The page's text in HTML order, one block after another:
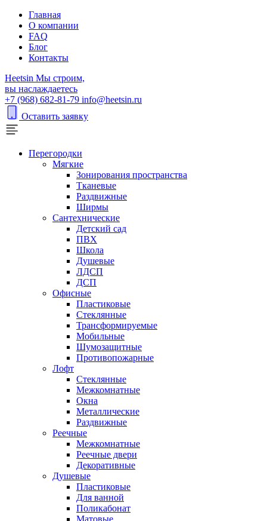
Главная
О компании
FAQ
Блог
Контакты
Heetsin Мы строим,
вы наслаждаетесь
+7 (968) 682-81-79 info@heetsin.ru
Оставить заявку
Перегородки
Мягкие
Зонирования пространства
Тканевые
Раздвижные
Ширмы
Сантехнические
Детский сад
ПВХ
Школа
Душевые
ЛДСП
ДСП
Офисные
Пластиковые
Стеклянные
Трансформируемые
Мобильные
Шумозащитные
Противопожарные
Лофт
Стеклянные
Межкомнатные
Окна
Металлические
Раздвижные
Реечные
Межкомнатные
Реечные двери
Декоративные
Душевые
Пластиковые
Для ванной
Поликабонат
Матовые